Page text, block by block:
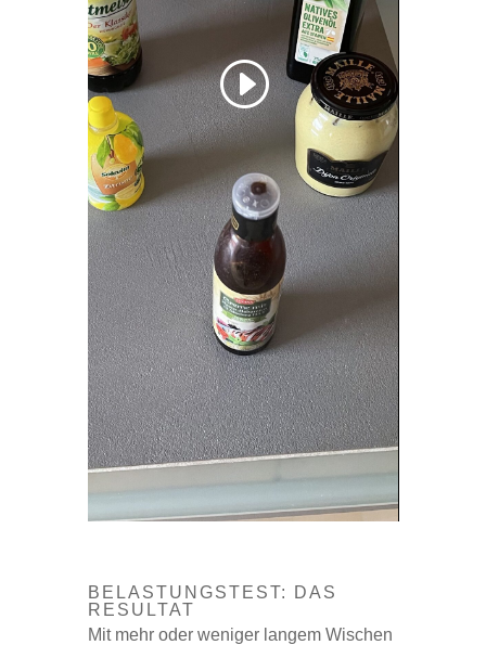
BELASTUNGSTEST: DAS
RESULTAT
Mit mehr oder weniger langem Wischen